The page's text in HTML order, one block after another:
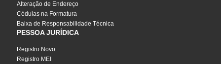
Alteração de Endereço
Cédulas na Formatura
Baixa de Responsabilidade Técnica
PESSOA JURÍDICA
Registro Novo
Registro MEI